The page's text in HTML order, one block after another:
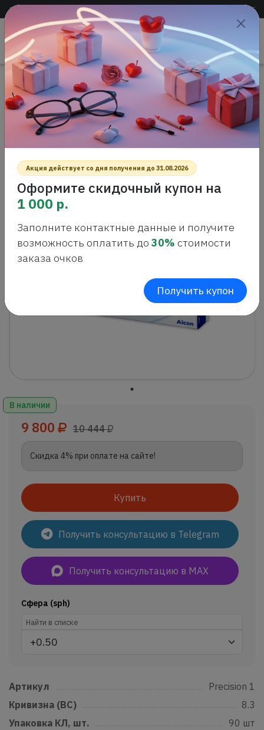
Доставка по всей России +7 (383) 288-54-55
САЛОН ОПТИКИ
Проверить
зрение
Главная Интернет-магазин оптики Precision 1, 90шт
PRECISION 1, 90ШТ
В наличии
9 800 10 444
Скидка 4% при оплате на сайте!
Купить
Получить консультацию в Telegram
Получить консультацию в MAX
Сфера (sph)
Артикул
Precision 1
Кривизна (BC)
8.3
Упаковка КЛ, шт.
90 шт
Акция действует со дня получения до 31.08.2026
Оформите скидочный купон на
1 000 р.
Заполните контактные данные и получите
возможность оплатить до 30% стоимости
заказа очков
Получить купон